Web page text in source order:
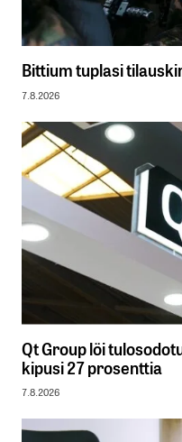
Bittium tuplasi
7.8.2026
Qt Group löi
kipusi 27 prosenttia
7.8.2026